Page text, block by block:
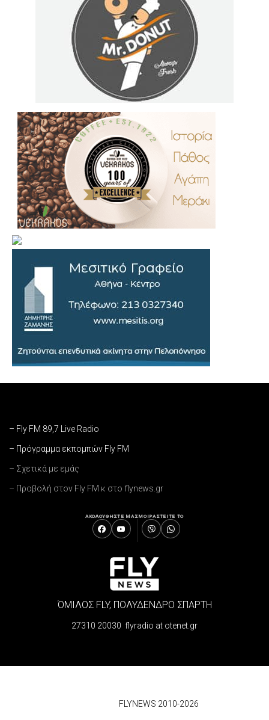
– Fly FM 89,7 Live Radio
– Πρόγραμμα εκπομπών Fly FM
– Σχετικά με εμάς
– Προβολή στον Fly FM κ στο flynews.gr
ΑΚΟΛΟΥΘΗΣΤΕ ΜΑΣΜΟΙΡΑΣΤΕΙΤΕ ΤΟ
ΌΜΙΛΟΣ FLY, ΠΟΛΥΔΕΝΔΡΟ ΣΠΑΡΤΗ
27310 20030 flyradio at otenet.gr
FLYNEWS 2010-2026